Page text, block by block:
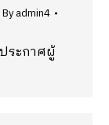
Byadmin4
ระกาศผู้